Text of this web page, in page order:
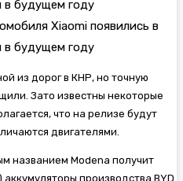
из дорог в КНР, но точную
Зато известны некоторые
что на релизе будут
двигателями.
названием Modena получит
производства BYD